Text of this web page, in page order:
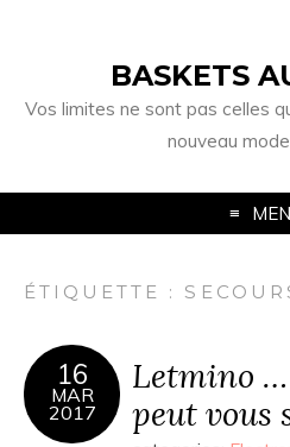
BASKETS
Vos limites ne sont pas celles
nouveau
ÉTIQUETTE :
16
MAR
2017
Letmino
peut vous